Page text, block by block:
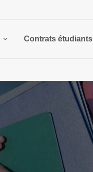
Contrats étudiants